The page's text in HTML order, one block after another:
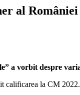
al României
a vorbit despre
calificarea la CM 2022.